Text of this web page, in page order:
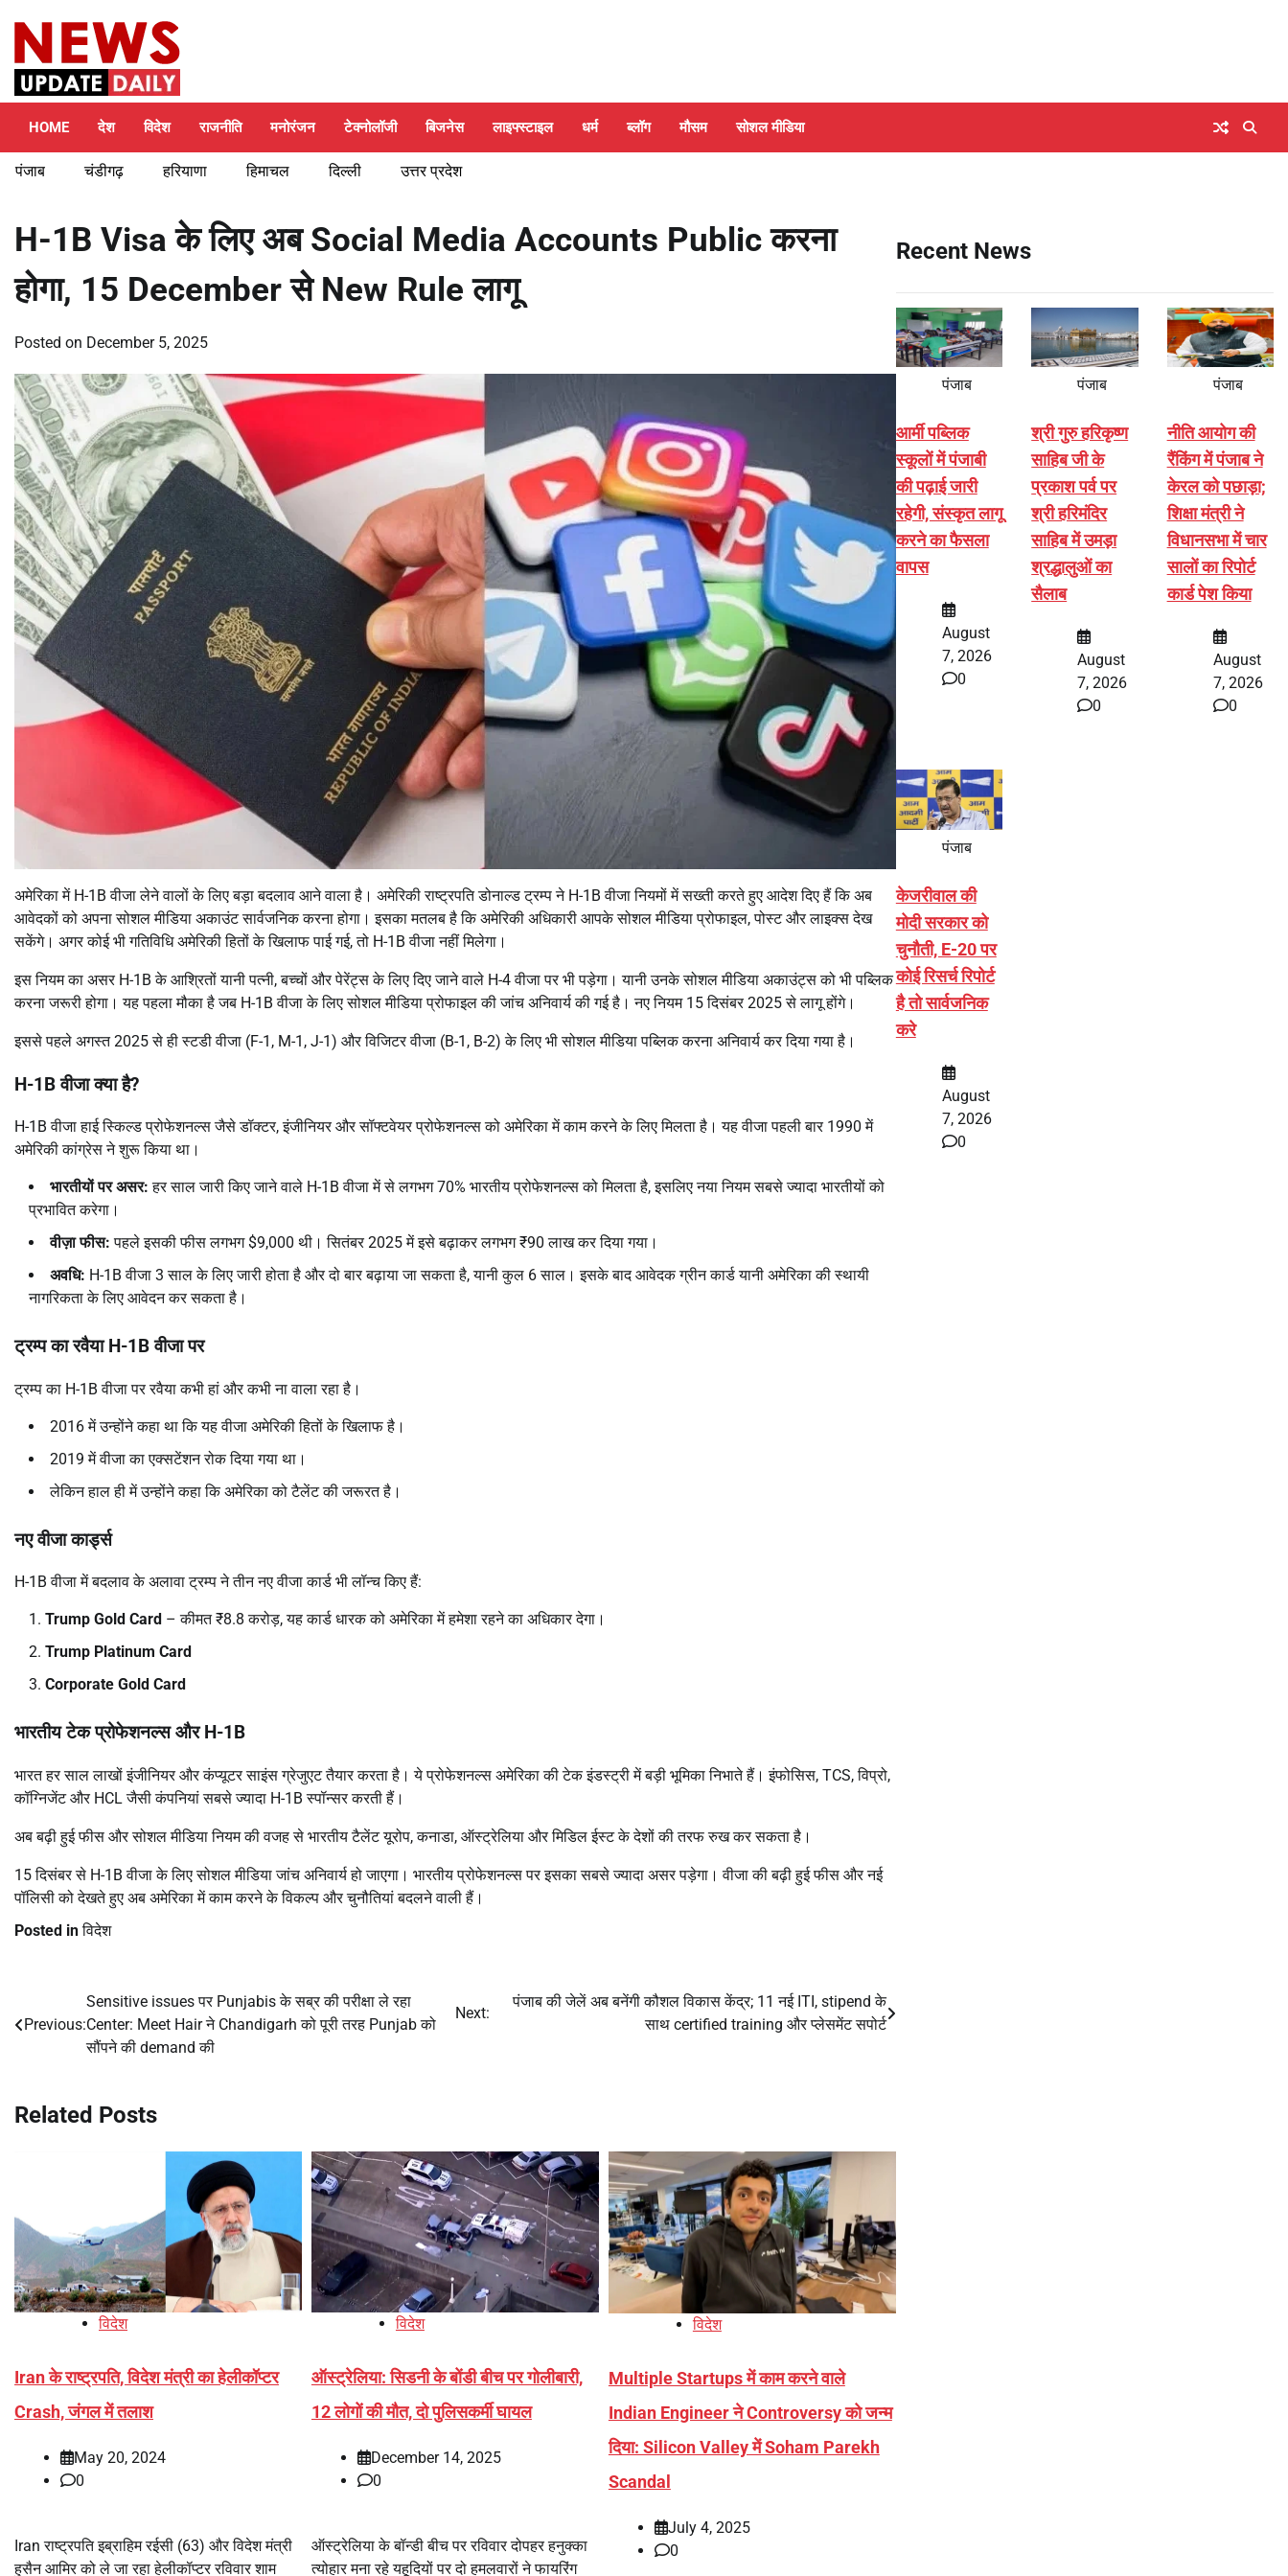
content
HOME देश विदेश राजनीति मनोरंजन टेक्नोलॉजी बिजनेस लाइफ्स्टाइल धर्म ब्लॉग मौसम सोशल मीडिया
पंजाब चंडीगढ़ हरियाणा हिमाचल दिल्ली उत्तर प्रदेश
H-1B Visa के लिए अब Social Media Accounts Public करना
होगा, 15 December से New Rule लागू
Posted on December 5, 2025
अमेरिका में H-1B वीजा लेने वालों के लिए बड़ा बदलाव आने वाला है। अमेरिकी राष्ट्रपति डोनाल्ड ट्रम्प ने H-1B वीजा नियमों में सख्ती करते हुए आदेश दिए हैं कि अब
आवेदकों को अपना सोशल मीडिया अकाउंट सार्वजनिक करना होगा। इसका मतलब है कि अमेरिकी अधिकारी आपके सोशल मीडिया प्रोफाइल, पोस्ट और लाइक्स देख
सकेंगे। अगर कोई भी गतिविधि अमेरिकी हितों के खिलाफ पाई गई, तो H-1B वीजा नहीं मिलेगा।
इस नियम का असर H-1B के आश्रितों यानी पत्नी, बच्चों और पेरेंट्स के लिए दिए जाने वाले H-4 वीजा पर भी पड़ेगा। यानी उनके सोशल मीडिया अकाउंट्स को भी पब्लिक
करना जरूरी होगा। यह पहला मौका है जब H-1B वीजा के लिए सोशल मीडिया प्रोफाइल की जांच अनिवार्य की गई है। नए नियम 15 दिसंबर 2025 से लागू होंगे।
इससे पहले अगस्त 2025 से ही स्टडी वीजा (F-1, M-1, J-1) और विजिटर वीजा (B-1, B-2) के लिए भी सोशल मीडिया पब्लिक करना अनिवार्य कर दिया गया है।
H-1Bवीजा क्या है?
H-1B वीजा हाई स्किल्ड प्रोफेशनल्स जैसे डॉक्टर, इंजीनियर और सॉफ्टवेयर प्रोफेशनल्स को अमेरिका में काम करने के लिए मिलता है। यह वीजा पहली बार 1990 में
अमेरिकी कांग्रेस ने शुरू किया था।
भारतीयों पर असर: हर साल जारी किए जाने वाले H-1B वीजा में से लगभग 70% भारतीय प्रोफेशनल्स को मिलता है, इसलिए नया नियम सबसे ज्यादा भारतीयों को
प्रभावित करेगा।
वीज़ा फीस: पहले इसकी फीस लगभग $9,000 थी। सितंबर 2025 में इसे बढ़ाकर लगभग ₹90 लाख कर दिया गया।
अवधि: H-1B वीजा 3 साल के लिए जारी होता है और दो बार बढ़ाया जा सकता है, यानी कुल 6 साल। इसके बाद आवेदक ग्रीन कार्ड यानी अमेरिका की स्थायी
नागरिकता के लिए आवेदन कर सकता है।
ट्रम्प का रवैया H-1Bवीजा पर
ट्रम्प का H-1B वीजा पर रवैया कभी हां और कभी ना वाला रहा है।
2016 में उन्होंने कहा था कि यह वीजा अमेरिकी हितों के खिलाफ है।
2019 में वीजा का एक्सटेंशन रोक दिया गया था।
लेकिन हाल ही में उन्होंने कहा कि अमेरिका को टैलेंट की जरूरत है।
नए वीजा कार्ड्स
H-1B वीजा में बदलाव के अलावा ट्रम्प ने तीन नए वीजा कार्ड भी लॉन्च किए हैं:
Trump Gold Card – कीमत ₹8.8 करोड़, यह कार्ड धारक को अमेरिका में हमेशा रहने का अधिकार देगा।
Trump Platinum Card
Corporate Gold Card
भारतीय टेक प्रोफेशनल्स और H-1B
भारत हर साल लाखों इंजीनियर और कंप्यूटर साइंस ग्रेजुएट तैयार करता है। ये प्रोफेशनल्स अमेरिका की टेक इंडस्ट्री में बड़ी भूमिका निभाते हैं। इंफोसिस, TCS, विप्रो,
कॉग्निजेंट और HCL जैसी कंपनियां सबसे ज्यादा H-1B स्पॉन्सर करती हैं।
अब बढ़ी हुई फीस और सोशल मीडिया नियम की वजह से भारतीय टैलेंट यूरोप, कनाडा, ऑस्ट्रेलिया और मिडिल ईस्ट के देशों की तरफ रुख कर सकता है।
15 दिसंबर से H-1B वीजा के लिए सोशल मीडिया जांच अनिवार्य हो जाएगा। भारतीय प्रोफेशनल्स पर इसका सबसे ज्यादा असर पड़ेगा। वीजा की बढ़ी हुई फीस और नई
पॉलिसी को देखते हुए अब अमेरिका में काम करने के विकल्प और चुनौतियां बदलने वाली हैं।
Posted inविदेश
navigation
Previous:
Sensitive issues पर Punjabis के सब्र की परीक्षा ले रहा
Center: Meet Hair ने Chandigarh को पूरी तरह Punjab को
सौंपने की demand की
Next:
पंजाब की जेलें अब बनेंगी कौशल विकास केंद्र; 11 नई ITI, stipend के
साथ certified training और प्लेसमेंट सपोर्ट
Related Posts
विदेश
Iran के राष्ट्रपति, विदेश मंत्री का हेलीकॉप्टर
Crash, जंगल में तलाश
May 20, 2024
0
Iran राष्ट्रपति इब्राहिम रईसी (63) और विदेश मंत्री
हुसैन आमिर को ले जा रहा हेलीकॉप्टर रविवार शाम
विदेश
ऑस्ट्रेलिया: सिडनी के बोंडी बीच पर गोलीबारी,
12 लोगों की मौत, दो पुलिसकर्मी घायल
December 14, 2025
0
ऑस्ट्रेलिया के बॉन्डी बीच पर रविवार दोपहर हनुक्का
त्योहार मना रहे यहूदियों पर दो हमलवारों ने फायरिंग
विदेश
Multiple Startups में काम करने वाले
Indian Engineer ने Controversy को जन्म
दिया: Silicon Valley में Soham Parekh
Scandal
July 4, 2025
0
Recent News
पंजाब
आर्मी पब्लिक
स्कूलों में पंजाबी
की पढ़ाई जारी
रहेगी, संस्कृत लागू
करने का फैसला
वापस
August
7, 2026
0
पंजाब
श्री गुरु हरिकृष्ण
साहिब जी के
प्रकाश पर्व पर
श्री हरिमंदिर
साहिब में उमड़ा
श्रद्धालुओं का
सैलाब
August
7, 2026
0
पंजाब
नीति आयोग की
रैंकिंग में पंजाब ने
केरल को पछाड़ा;
शिक्षा मंत्री ने
विधानसभा में चार
सालों का रिपोर्ट
कार्ड पेश किया
August
7, 2026
0
पंजाब
केजरीवाल की
मोदी सरकार को
चुनौती, E-20 पर
कोई रिसर्च रिपोर्ट
है तो सार्वजनिक
करे
August
7, 2026
0